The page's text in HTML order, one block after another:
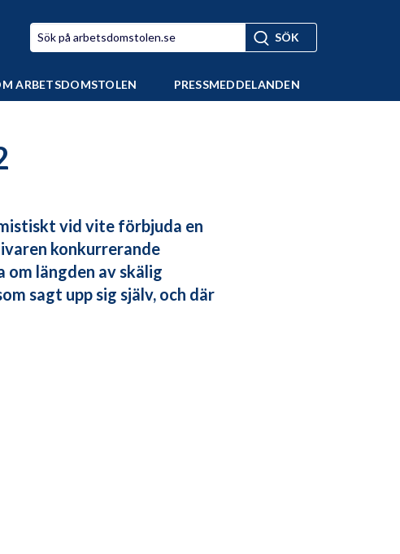
ARBETSDOMSTOLEN PRESSMEDDELANDEN
vid vite förbjuda en
konkurrerande
längden av skälig
sagt upp sig själv, och där